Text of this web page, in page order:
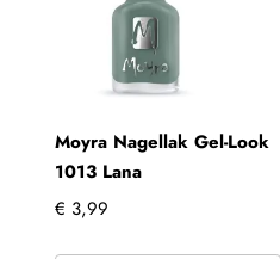
Moyra Nagellak Gel-Look
1013 Lana
€ 3,99